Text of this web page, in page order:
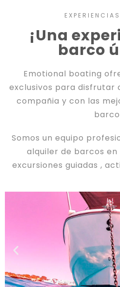
¡Una
barco
Emotional boating
exclusivos para disfrutar
compañia y con las
Somos un equipo
alquiler de barcos en
excursiones guiadas ,